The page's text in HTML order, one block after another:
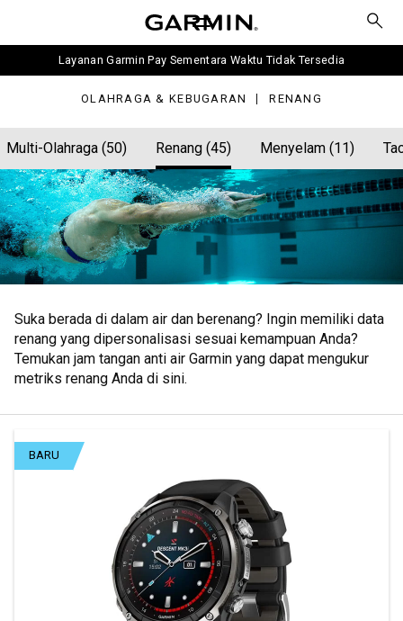
Layanan Garmin Pay Sementara Waktu Tidak Tersedia
OLAHRAGA & KEBUGARAN RENANG
Multi-Olahraga (50) Renang (45) Menyelam (11)
Suka berada di dalam air dan berenang? Ingin memiliki data
renang yang dipersonalisasi sesuai kemampuan Anda?
Temukan jam tangan anti air Garmin yang dapat mengukur
metriks renang Anda di sini.
BARU